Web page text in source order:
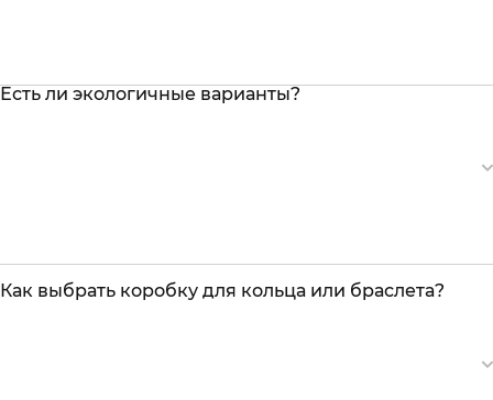
Есть ли экологичные варианты?
Как выбрать коробку для кольца или браслета?